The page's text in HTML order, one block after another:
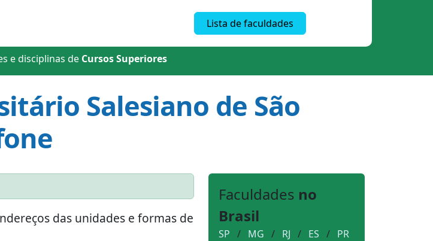
Lista de faculdades
e disciplinas de Cursos Superiores
Salesiano de São
das unidades e formas de
Faculdades no
Brasil
SP / MG / RJ / ES / PR